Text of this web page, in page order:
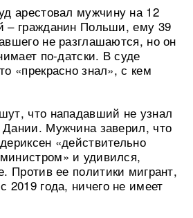
арестовал мужчину на 12
– гражданин Польши, ему 39
не разглашаются, но он
по-датски. В суде
«прекрасно знал», с кем
что нападавший не узнал
Мужчина заверил, что
«действительно
и удивился,
Против ее политики мигрант,
2019 года, ничего не имеет